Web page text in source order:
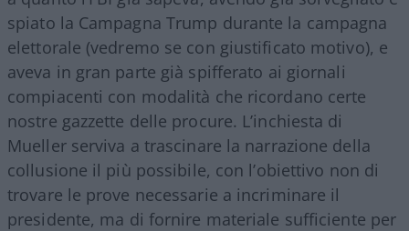
spiato la Campagna Trump durante la campagna
elettorale (vedremo se con giustificato motivo), e
aveva in gran parte già spifferato ai giornali
compiacenti con modalità che ricordano certe
nostre gazzette delle procure. L’inchiesta di
Mueller serviva a trascinare la narrazione della
collusione il più possibile, con l’obiettivo non di
trovare le prove necessarie a incriminare il
presidente, ma di fornire materiale sufficiente per